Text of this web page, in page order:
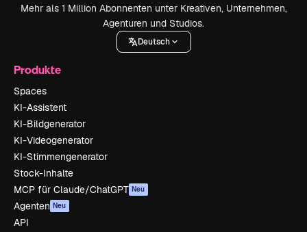
Mehr als 1 Million Abonnenten unter Kreativen, Unternehmen,
Agenturen und Studios.
Deutsch
Produkte
Spaces
KI-Assistent
KI-Bildgenerator
KI-Videogenerator
KI-Stimmengenerator
Stock-Inhalte
MCP für Claude/ChatGPT Neu
Agenten Neu
API